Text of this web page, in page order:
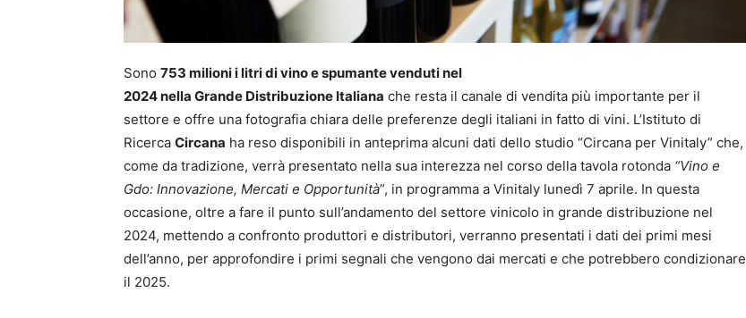
Sono 753 milioni i litri di vino e spumante venduti nel
2024 nella Grande Distribuzione Italiana che resta il canale di vendita più importante per il
settore e offre una fotografia chiara delle preferenze degli italiani in fatto di vini. L’Istituto di
Ricerca Circana ha reso disponibili in anteprima alcuni dati dello studio “Circana per Vinitaly” che,
come da tradizione, verrà presentato nella sua interezza nel corso della tavola rotonda “Vino e
Gdo: Innovazione, Mercati e Opportunità”, in programma a Vinitaly lunedì 7 aprile. In questa
occasione, oltre a fare il punto sull’andamento del settore vinicolo in grande distribuzione nel
2024, mettendo a confronto produttori e distributori, verranno presentati i dati dei primi mesi
dell’anno, per approfondire i primi segnali che vengono dai mercati e che potrebbero condizionare
il 2025.